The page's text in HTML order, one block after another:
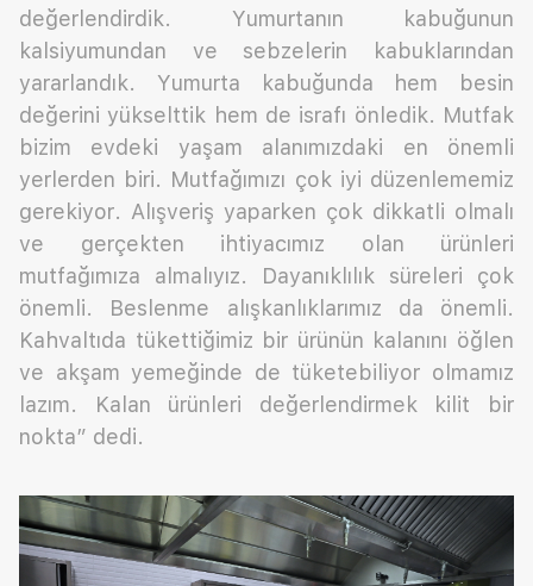
değerlendirdik. Yumurtanın kabuğunun
kalsiyumundan ve sebzelerin kabuklarından
yararlandık. Yumurta kabuğunda hem besin
değerini yükselttik hem de israfı önledik. Mutfak
bizim evdeki yaşam alanımızdaki en önemli
yerlerden biri. Mutfağımızı çok iyi düzenlememiz
gerekiyor. Alışveriş yaparken çok dikkatli olmalı
ve gerçekten ihtiyacımız olan ürünleri
mutfağımıza almalıyız. Dayanıklılık süreleri çok
önemli. Beslenme alışkanlıklarımız da önemli.
Kahvaltıda tükettiğimiz bir ürünün kalanını öğlen
ve akşam yemeğinde de tüketebiliyor olmamız
lazım. Kalan ürünleri değerlendirmek kilit bir
nokta” dedi.